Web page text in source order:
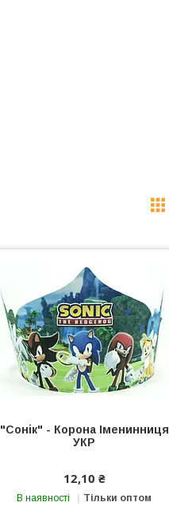
"Сонік" - Корона Іменинниця
УКР
12,10 ₴
В наявності Тільки оптом